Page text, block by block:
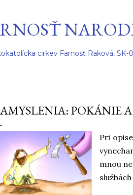
cirkev Farnosť Raková, SK-
POKÁNIE
Pri
mnou